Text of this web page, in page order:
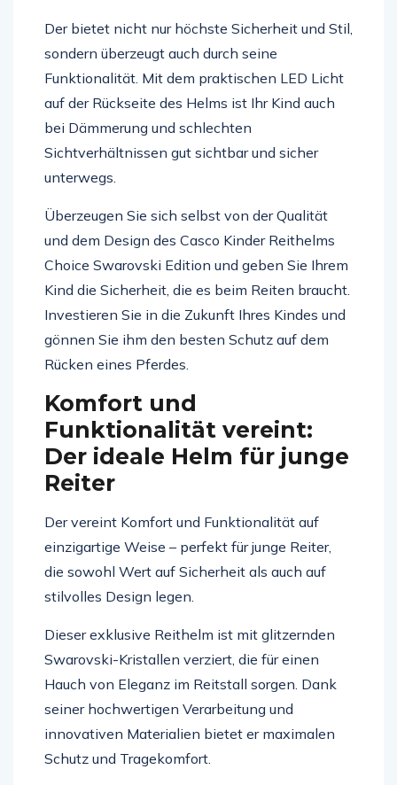
Der bietet nicht nur höchste Sicherheit und Stil,
sondern überzeugt auch durch seine
Funktionalität. Mit dem praktischen LED Licht
auf der Rückseite des Helms ist Ihr Kind auch
bei Dämmerung und schlechten
Sichtverhältnissen gut sichtbar und sicher
unterwegs.
Überzeugen Sie sich selbst von der Qualität
und dem Design des Casco Kinder Reithelms
Choice Swarovski Edition und geben Sie Ihrem
Kind die Sicherheit, die es beim Reiten braucht.
Investieren Sie in die Zukunft Ihres Kindes und
gönnen Sie ihm den besten Schutz auf dem
Rücken eines Pferdes.
Komfort und
Funktionalität vereint:
Der ideale Helm für junge
Reiter
Der vereint Komfort und Funktionalität auf
einzigartige Weise – perfekt für junge Reiter,
die sowohl Wert auf Sicherheit als auch auf
stilvolles Design legen.
Dieser exklusive Reithelm ist mit glitzernden
Swarovski-Kristallen verziert, die für einen
Hauch von Eleganz im Reitstall sorgen. Dank
seiner hochwertigen Verarbeitung und
innovativen Materialien bietet er maximalen
Schutz und Tragekomfort.